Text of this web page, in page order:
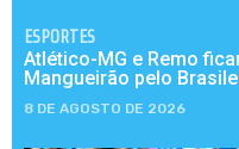
ESPORTES
Atlético-MG e Remo
Mangueirão pelo
8 DE AGOSTO DE 2026